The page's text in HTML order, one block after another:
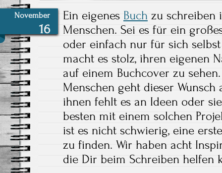
November
16
Ein eigenes Buch zu schreiben
Menschen. Sei es für ein
oder einfach nur für sich
macht es stolz, ihren eigenen
auf einem Buchcover zu
Menschen geht dieser
ihnen fehlt es an Ideen oder
besten mit einem solchen
ist es nicht schwierig, eine
zu finden. Wir haben acht
die Dir beim Schreiben helfen